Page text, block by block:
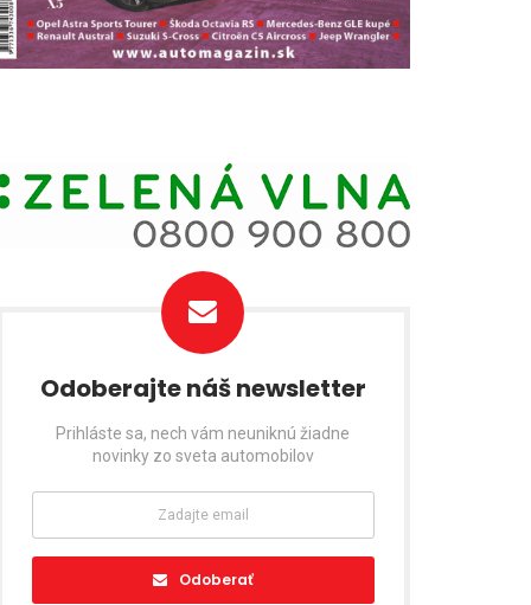
Odoberajte náš newsletter
Prihláste sa, nech vám neuniknú žiadne
novinky zo sveta automobilov
Odoberať